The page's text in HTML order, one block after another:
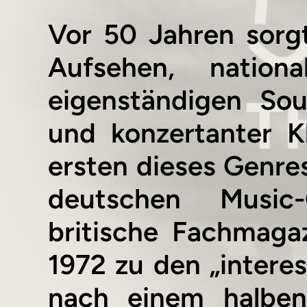
Vor 50 Jahren
Aufsehen,
eigenständigen
und konzertanter
ersten dieses
deutschen
britische
1972 zu den
nach einem